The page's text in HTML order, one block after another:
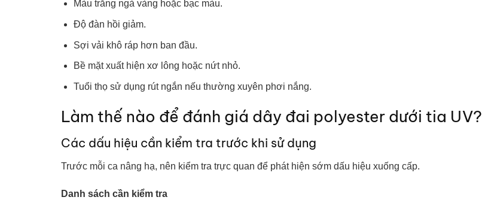
Màu trắng ngả vàng hoặc bạc màu.
Độ đàn hồi giảm.
Sợi vải khô ráp hơn ban đầu.
Bề mặt xuất hiện xơ lông hoặc nứt nhỏ.
Tuổi thọ sử dụng rút ngắn nếu thường xuyên phơi nắng.
Làm thế nào để đánh giá dây đai polyester dưới tia UV?
Các dấu hiệu cần kiểm tra trước khi sử dụng
Trước mỗi ca nâng hạ, nên kiểm tra trực quan để phát hiện sớm dấu hiệu xuống cấp.
Danh sách cần kiểm tra